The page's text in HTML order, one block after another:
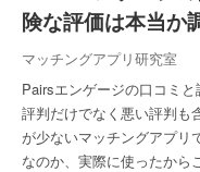
険な評価は本当か
マッチングアプリ研究室
Pairsエンゲージの口コミ
評判だけでなく悪い評判も
が少ないマッチングアプリ
なのか、実際に使ったから